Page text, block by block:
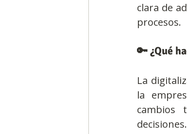
clara de
procesos.
🔑 ¿Qué
La
la
cambios
decisiones.